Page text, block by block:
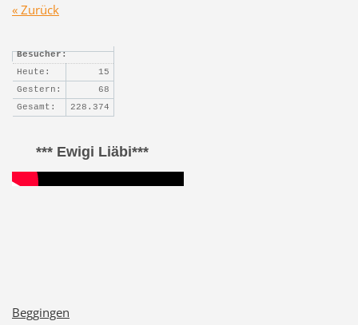
« Zurück
Besucher:
Heute:
15
Gestern:
68
Gesamt:
228.374
*** Ewigi Liäbi***
Beggingen